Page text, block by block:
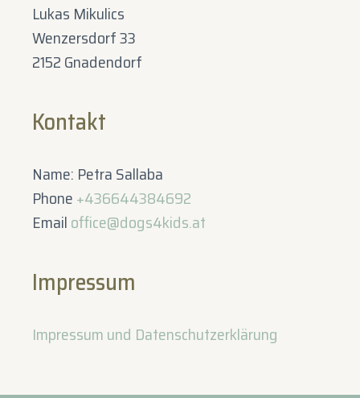
Lukas Mikulics
Wenzersdorf 33
2152 Gnadendorf
Kontakt
Name: Petra Sallaba
Phone+436644384692
Emailoffice@dogs4kids.at
Impressum
Impressum und Datenschutzerklärung